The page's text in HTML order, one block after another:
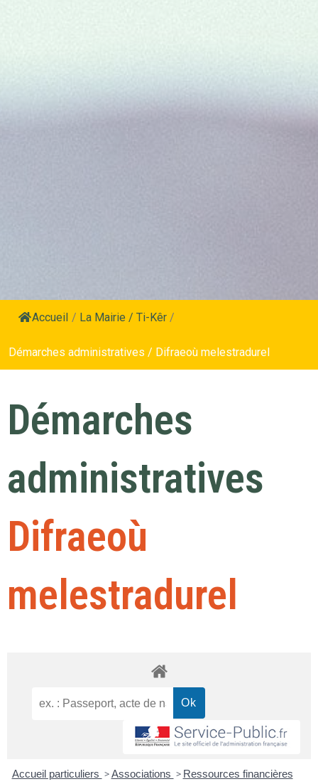
Accueil / La Mairie / Ti-Kêr /
Démarches administratives / Difraeoù melestradurel
Démarches
administratives
Difraeoù
melestradurel
Accueil particuliers > Associations > Ressources financières